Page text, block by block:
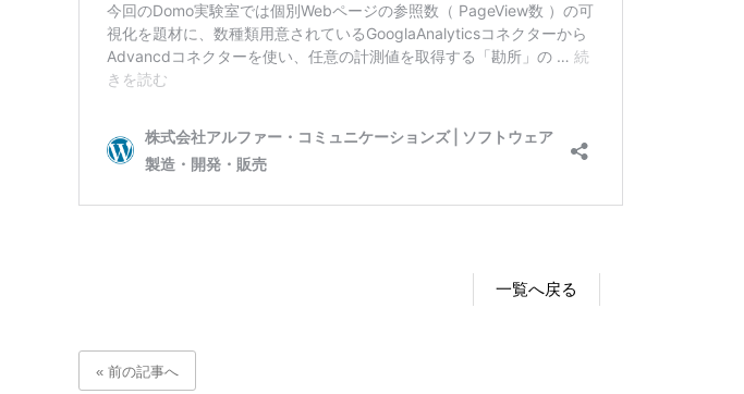
一覧へ戻る
« 前の記事へ